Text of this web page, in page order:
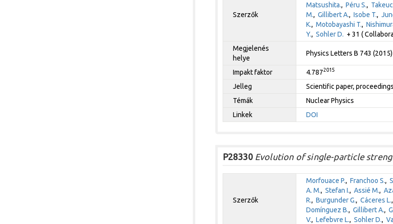
Szerzők
Matsushita., Péru S.,
M., Gillibert A., Isobe T.,
K., Motobayashi T.,
Y., Sohler D. + 31 (
Megjelenés
helye
Physics Letters B 743
Impakt faktor 4.7872015
Jelleg
Scientific paper, proceedings
Témák
Nuclear Physics
Linkek
DOI
P28330Evolution of single-particle
Szerzők
Morfouace P., Franchoo S.,
A. M., Stefan I., Assié M.,
R., Burgunder G., Cáceres L.,
Domínguez B., Gillibert A.,
V., Lefebvre L., Sohler D.,